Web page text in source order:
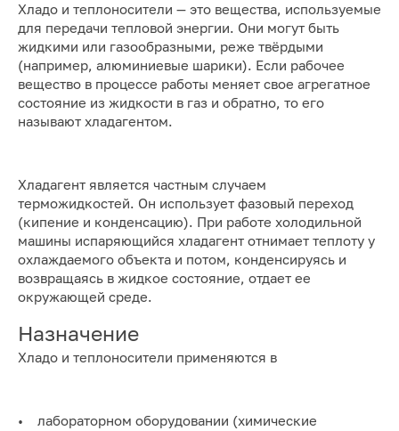
Хладо и теплоносители — это вещества, используемые
для передачи тепловой энергии. Они могут быть
жидкими или газообразными, реже твёрдыми
(например, алюминиевые шарики). Если рабочее
вещество в процессе работы меняет свое агрегатное
состояние из жидкости в газ и обратно, то его
называют хладагентом.
Хладагент является частным случаем
терможидкостей. Он использует фазовый переход
(кипение и конденсацию). При работе холодильной
машины испаряющийся хладагент отнимает теплоту у
охлаждаемого объекта и потом, конденсируясь и
возвращаясь в жидкое состояние, отдает ее
окружающей среде.
Назначение
Хладо и теплоносители применяются в
• лабораторном оборудовании (химические